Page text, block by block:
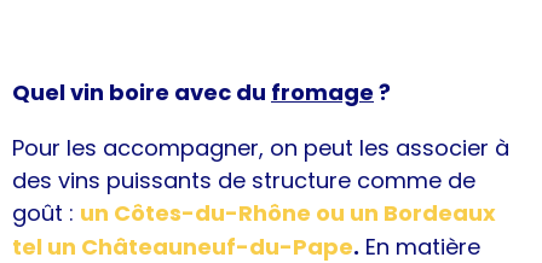
Quel vin boire avec du fromage ?
Pour les accompagner, on peut les associer à
des vins puissants de structure comme de
goût : un Côtes-du-Rhône ou un Bordeaux
tel un Châteauneuf-du-Pape. En matière